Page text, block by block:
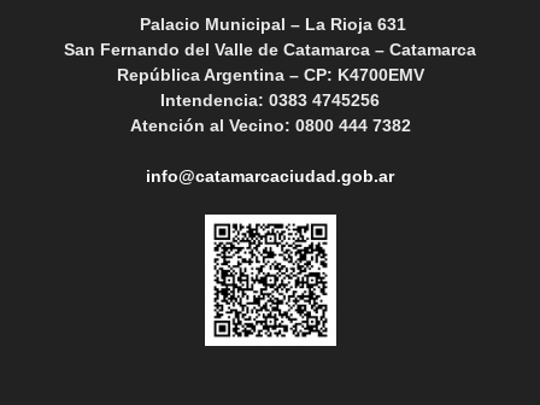
Palacio Municipal – La Rioja 631
San Fernando del Valle de Catamarca – Catamarca
República Argentina – CP: K4700EMV
Intendencia: 0383 4745256
Atención al Vecino: 0800 444 7382
info@catamarcaciudad.gob.ar